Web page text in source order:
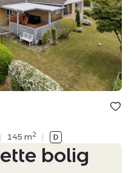
| 145 m2 |
bolig